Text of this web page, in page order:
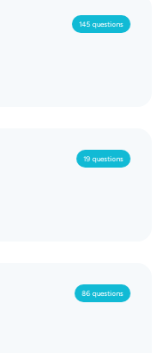
145 questions
19 questions
86 questions